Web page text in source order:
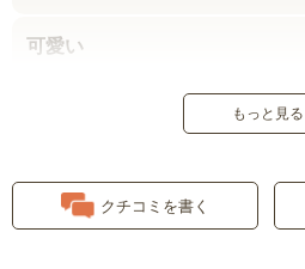
可愛い
可愛くて孫のお気に入りになりま
とにかく可愛い。
もっと見る
クチコミを書く